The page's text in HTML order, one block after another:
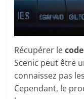
Récupérer le
Scenic peut être
connaissez pas
Cependant, le